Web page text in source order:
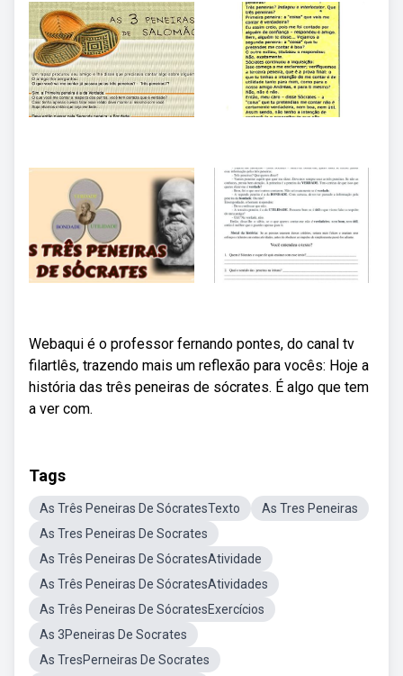
Webaqui é o professor fernando pontes, do canal tv
filartlês, trazendo mais um reflexão para vocês: Hoje a
história das três peneiras de sócrates. É algo que tem
a ver com.
Tags
As Três Peneiras De SócratesTexto
As Tres Peneiras
As Tres Peneiras De Socrates
As Três Peneiras De SócratesAtividade
As Três Peneiras De SócratesAtividades
As Três Peneiras De SócratesExercícios
As 3Peneiras De Socrates
As TresPerneiras De Socrates